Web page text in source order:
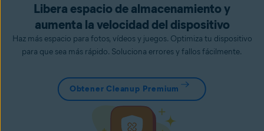
Libera espacio de almacenamiento y
aumenta la velocidad del dispositivo
Haz más espacio para fotos, vídeos y juegos. Optimiza tu dispositivo
para que sea más rápido. Soluciona errores y fallos fácilmente.
Obtener Cleanup Premium